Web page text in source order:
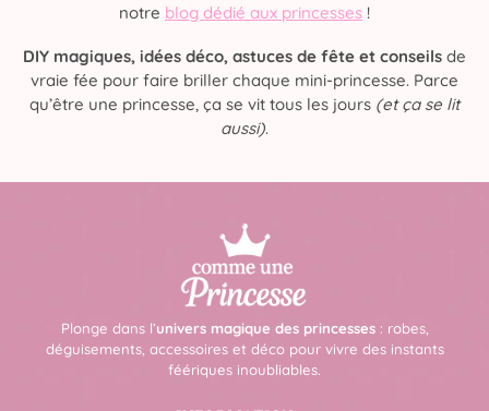
notre blog dédié aux princesses !
DIY magiques, idées déco, astuces de fête et conseils de
vraie fée pour faire briller chaque mini-princesse. Parce
qu’être une princesse, ça se vit tous les jours (et ça se lit
aussi).
Plonge dans l’univers magique des princesses: robes,
déguisements, accessoires et déco pour vivre des instants
féériques inoubliables.